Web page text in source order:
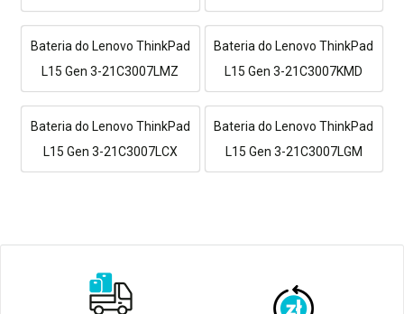
Bateria do Lenovo ThinkPad
L15 Gen 3-21C3007LMZ
Bateria do Lenovo ThinkPad
L15 Gen 3-21C3007KMD
Bateria do Lenovo ThinkPad
L15 Gen 3-21C3007LCX
Bateria do Lenovo ThinkPad
L15 Gen 3-21C3007LGM